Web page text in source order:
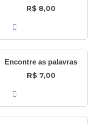
R$ 8,00
Encontre as palavras
R$7,00